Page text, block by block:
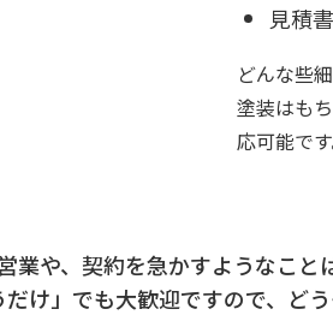
見積
どんな些
塗装はも
応可能です
業や、契約を急かすようなこと
だけ」でも大歓迎ですので、ど